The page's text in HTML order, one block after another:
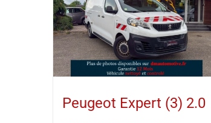
Peugeot Expert (3) 2.0